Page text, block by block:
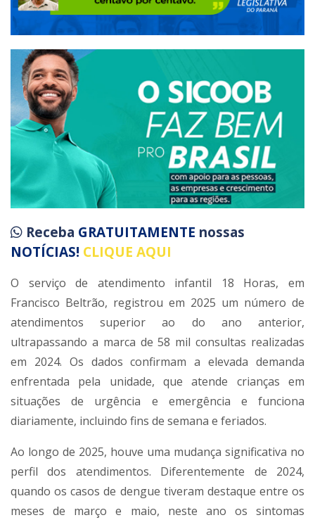
Receba GRATUITAMENTE nossas
NOTÍCIAS! CLIQUE AQUI
O serviço de atendimento infantil 18 Horas, em
Francisco Beltrão, registrou em 2025 um número de
atendimentos superior ao do ano anterior,
ultrapassando a marca de 58 mil consultas realizadas
em 2024. Os dados confirmam a elevada demanda
enfrentada pela unidade, que atende crianças em
situações de urgência e emergência e funciona
diariamente, incluindo fins de semana e feriados.
Ao longo de 2025, houve uma mudança significativa no
perfil dos atendimentos. Diferentemente de 2024,
quando os casos de dengue tiveram destaque entre os
meses de março e maio, neste ano os sintomas